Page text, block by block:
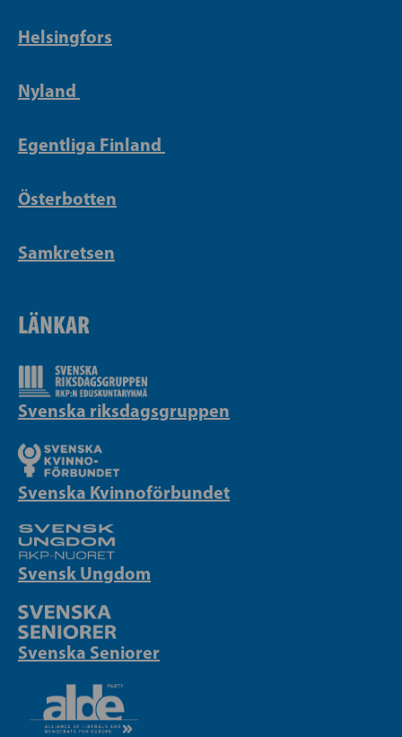
Helsingfors
Nyland
Egentliga Finland
Österbotten
Samkretsen
LÄNKAR
Svenska riksdagsgruppen
Svenska Kvinnoförbundet
Svensk Ungdom
Svenska Seniorer